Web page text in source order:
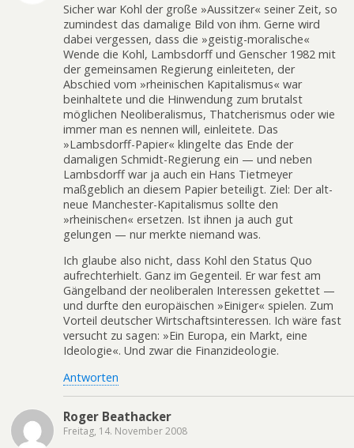
Sicher war Kohl der große »Aussitzer« seiner Zeit, so
zumindest das damalige Bild von ihm. Gerne wird
dabei vergessen, dass die »geistig-moralische«
Wende die Kohl, Lambsdorff und Genscher 1982 mit
der gemeinsamen Regierung einleiteten, der
Abschied vom »rheinischen Kapitalismus« war
beinhaltete und die Hinwendung zum brutalst
möglichen Neoliberalismus, Thatcherismus oder wie
immer man es nennen will, einleitete. Das
»Lambsdorff-Papier« klingelte das Ende der
damaligen Schmidt-Regierung ein — und neben
Lambsdorff war ja auch ein Hans Tietmeyer
maßgeblich an diesem Papier beteiligt. Ziel: Der alt-
neue Manchester-Kapitalismus sollte den
»rheinischen« ersetzen. Ist ihnen ja auch gut
gelungen — nur merkte niemand was.
Ich glaube also nicht, dass Kohl den Status Quo
aufrechterhielt. Ganz im Gegenteil. Er war fest am
Gängelband der neoliberalen Interessen gekettet —
und durfte den europäischen »Einiger« spielen. Zum
Vorteil deutscher Wirtschaftsinteressen. Ich wäre fast
versucht zu sagen: »Ein Europa, ein Markt, eine
Ideologie«. Und zwar die Finanzideologie.
Antworten
Roger Beathacker
Freitag, 14. November 2008